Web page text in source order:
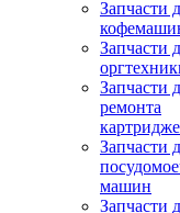
Запчасти
Запчасти
Запчасти
ремонта
Запчасти
машин
Запчасти